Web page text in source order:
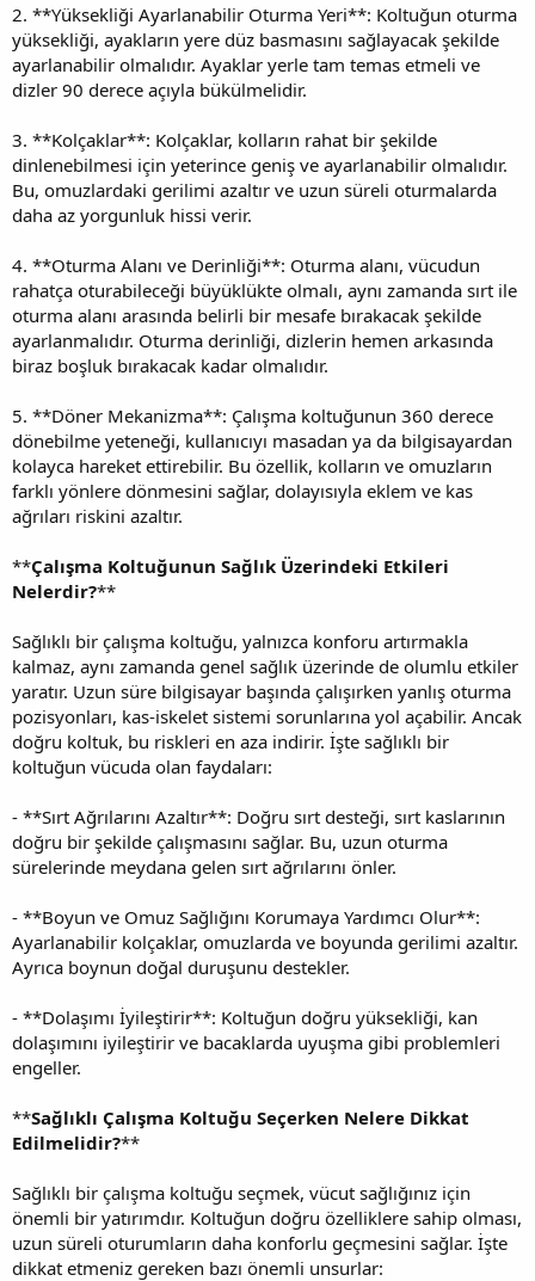
2. **Yüksekliği Ayarlanabilir Oturma Yeri**: Koltuğun oturma
yüksekliği, ayakların yere düz basmasını sağlayacak şekilde
ayarlanabilir olmalıdır. Ayaklar yerle tam temas etmeli ve
dizler 90 derece açıyla bükülmelidir.
3. **Kolçaklar**: Kolçaklar, kolların rahat bir şekilde
dinlenebilmesi için yeterince geniş ve ayarlanabilir olmalıdır.
Bu, omuzlardaki gerilimi azaltır ve uzun süreli oturmalarda
daha az yorgunluk hissi verir.
4. **Oturma Alanı ve Derinliği**: Oturma alanı, vücudun
rahatça oturabileceği büyüklükte olmalı, aynı zamanda sırt ile
oturma alanı arasında belirli bir mesafe bırakacak şekilde
ayarlanmalıdır. Oturma derinliği, dizlerin hemen arkasında
biraz boşluk bırakacak kadar olmalıdır.
5. **Döner Mekanizma**: Çalışma koltuğunun 360 derece
dönebilme yeteneği, kullanıcıyı masadan ya da bilgisayardan
kolayca hareket ettirebilir. Bu özellik, kolların ve omuzların
farklı yönlere dönmesini sağlar, dolayısıyla eklem ve kas
ağrıları riskini azaltır.
**Çalışma Koltuğunun Sağlık Üzerindeki Etkileri
Nelerdir?**
Sağlıklı bir çalışma koltuğu, yalnızca konforu artırmakla
kalmaz, aynı zamanda genel sağlık üzerinde de olumlu etkiler
yaratır. Uzun süre bilgisayar başında çalışırken yanlış oturma
pozisyonları, kas-iskelet sistemi sorunlarına yol açabilir. Ancak
doğru koltuk, bu riskleri en aza indirir. İşte sağlıklı bir
koltuğun vücuda olan faydaları:
- **Sırt Ağrılarını Azaltır**: Doğru sırt desteği, sırt kaslarının
doğru bir şekilde çalışmasını sağlar. Bu, uzun oturma
sürelerinde meydana gelen sırt ağrılarını önler.
- **Boyun ve Omuz Sağlığını Korumaya Yardımcı Olur**:
Ayarlanabilir kolçaklar, omuzlarda ve boyunda gerilimi azaltır.
Ayrıca boynun doğal duruşunu destekler.
- **Dolaşımı İyileştirir**: Koltuğun doğru yüksekliği, kan
dolaşımını iyileştirir ve bacaklarda uyuşma gibi problemleri
engeller.
**Sağlıklı Çalışma Koltuğu Seçerken Nelere Dikkat
Edilmelidir?**
Sağlıklı bir çalışma koltuğu seçmek, vücut sağlığınız için
önemli bir yatırımdır. Koltuğun doğru özelliklere sahip olması,
uzun süreli oturumların daha konforlu geçmesini sağlar. İşte
dikkat etmeniz gereken bazı önemli unsurlar: